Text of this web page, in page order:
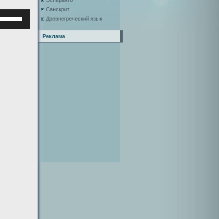
Санскрит
Древнегреческий язык
Реклама